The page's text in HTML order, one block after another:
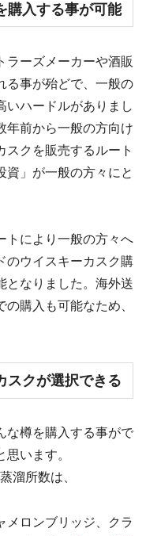
購入する事が可能
ラーズメーカーや酒販
る事が殆どで、一般の
いハードルがありまし
年前から一般の方向け
スクを販売するルート
資」が一般の方々にと
トにより一般の方々へ
のウイスキーカスク購
となりました。海外送
購入も可能なため、
クが選択できる
な樽を購入する事がで
います。
溜所数は、
メロンブリッジ、クラ